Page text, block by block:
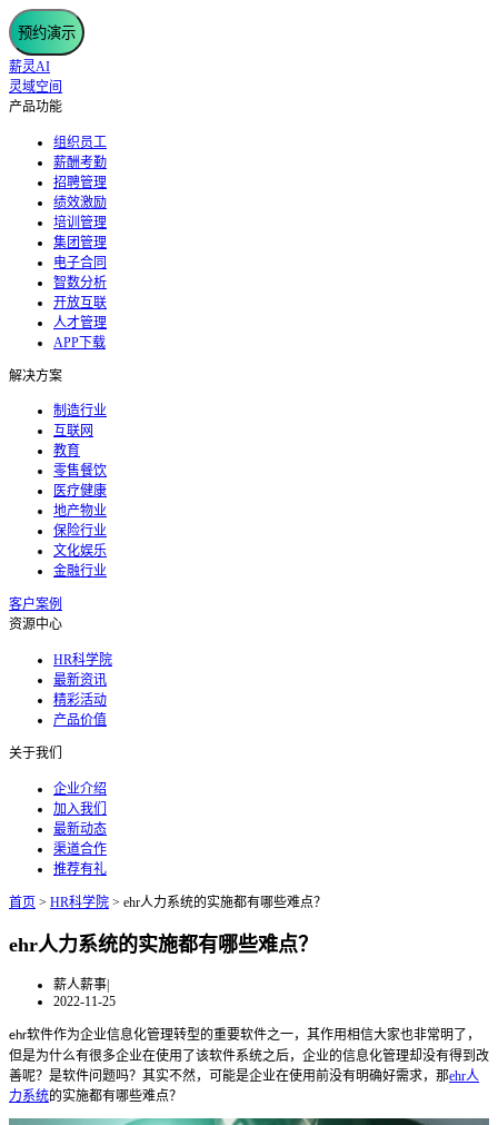
预约演示
薪灵AI
灵域空间
产品功能
组织员工
薪酬考勤
招聘管理
绩效激励
培训管理
集团管理
电子合同
智数分析
开放互联
人才管理
APP下载
解决方案
制造行业
互联网
教育
零售餐饮
医疗健康
地产物业
保险行业
文化娱乐
金融行业
客户案例
资源中心
HR科学院
最新资讯
精彩活动
产品价值
关于我们
企业介绍
加入我们
最新动态
渠道合作
推荐有礼
首页 > HR科学院 > ehr人力系统的实施都有哪些难点？
ehr人力系统的实施都有哪些难点？
薪人薪事|
2022-11-25
ehr软件作为企业信息化管理转型的重要软件之一，其作用相信大家也非常明了，
但是为什么有很多企业在使用了该软件系统之后，企业的信息化管理却没有得到改
善呢？是软件问题吗？其实不然，可能是企业在使用前没有明确好需求，那ehr人
力系统的实施都有哪些难点？